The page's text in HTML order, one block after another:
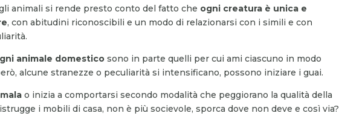
animali si rende presto conto del fatto che ogni creatura è unica e
, con abitudini riconoscibili e un modo di relazionarsi con i simili e con
animale domestico sono in parte quelli per cui ami ciascuno in modo
alcune stranezze o peculiarità si intensificano, possono iniziare i guai.
o inizia a comportarsi secondo modalità che peggiorano la qualità della
i mobili di casa, non è più socievole, sporca dove non deve e così via?